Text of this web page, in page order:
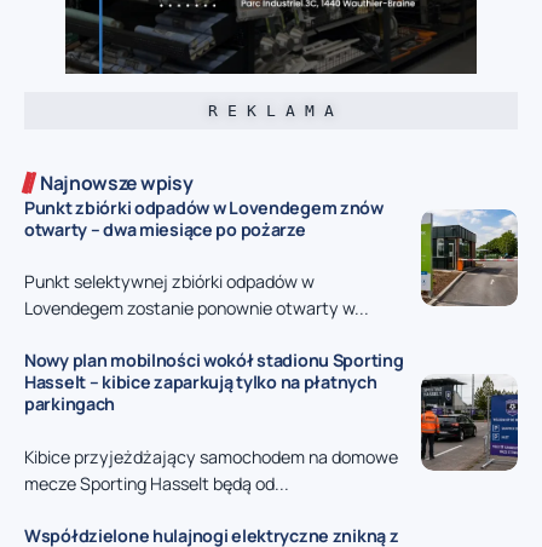
R E K L A M A
Najnowsze wpisy
Punkt zbiórki odpadów w Lovendegem znów
otwarty – dwa miesiące po pożarze
Punkt selektywnej zbiórki odpadów w
Lovendegem zostanie ponownie otwarty w...
Nowy plan mobilności wokół stadionu Sporting
Hasselt – kibice zaparkują tylko na płatnych
parkingach
Kibice przyjeżdżający samochodem na domowe
mecze Sporting Hasselt będą od...
Współdzielone hulajnogi elektryczne znikną z